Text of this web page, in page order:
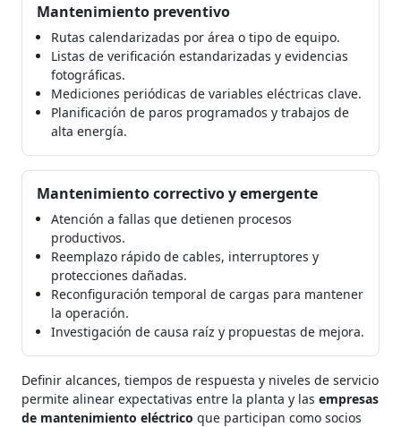
Mantenimiento preventivo
Rutas calendarizadas por área o tipo de equipo.
Listas de verificación estandarizadas y evidencias
fotográficas.
Mediciones periódicas de variables eléctricas clave.
Planificación de paros programados y trabajos de
alta energía.
Mantenimiento correctivo y emergente
Atención a fallas que detienen procesos
productivos.
Reemplazo rápido de cables, interruptores y
protecciones dañadas.
Reconfiguración temporal de cargas para mantener
la operación.
Investigación de causa raíz y propuestas de mejora.
Definir alcances, tiempos de respuesta y niveles de servicio
permite alinear expectativas entre la planta y las empresas
de mantenimiento eléctrico que participan como socios